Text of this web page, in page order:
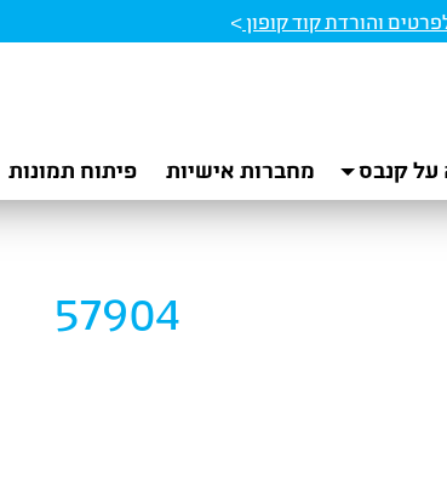
והורדת קוד קופון>
על קנבס מחברות אישיות פיתוח תמונות
57904